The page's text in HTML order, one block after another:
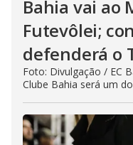
Bahia vai ao
Futevôlei;
defenderá o
Foto: Divulgação / EC
Clube Bahia será um